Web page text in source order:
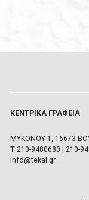
ΚΕΝΤΡΙΚA ΓΡΑΦΕIΑ
ΜΥΚΟΝΟΥ 1, 16673
Τ 210-9480680 210-
info@tekal.gr